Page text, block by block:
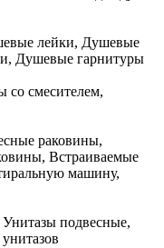
лейки, Душевые
Душевые гарнитуры
со смесителем,
раковины,
Встраиваемые
машину,
подвесные,